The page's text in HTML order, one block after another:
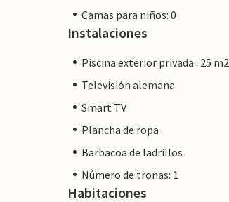
Camas para niños: 0
Instalaciones
Piscina exterior privada : 25 m2
Televisión alemana
Smart TV
Plancha de ropa
Barbacoa de ladrillos
Número de tronas: 1
Habitaciones